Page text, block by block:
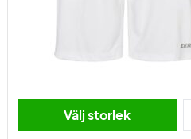
Välj storlek